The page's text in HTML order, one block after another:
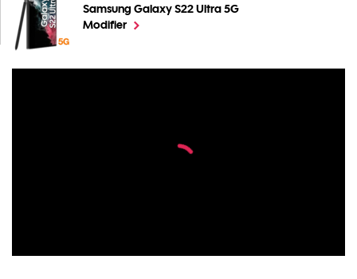
Samsung Galaxy S22 Ultra 5G
Comment gérer les applications de votre Mobile ?
Modifierle téléphone sélectionné